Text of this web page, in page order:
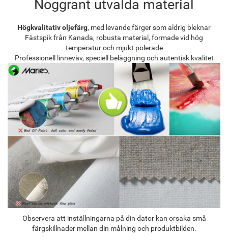
Noggrant utvalda material
Högkvalitativ oljefärg, med levande färger som aldrig bleknar
Fästspik från Kanada, robusta material, formade vid hög
temperatur och mjukt polerade
Professionell linneväv, speciell beläggning och autentisk kvalitet
Observera att inställningarna på din dator kan orsaka små
färgskillnader mellan din målning och produktbilden.